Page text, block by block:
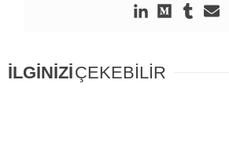
İLGİNİZİÇEKEBİLİR